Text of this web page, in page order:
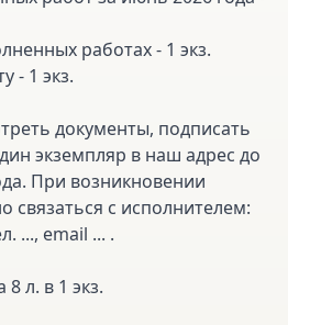
работах - 1 экз.
- 1 экз.
документы, подписать
экземпляр в наш адрес до
При возникновении
связаться с исполнителем:
..., email ... .
л. в 1 экз.